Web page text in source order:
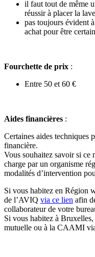
il faut tout de même
réussir à placer la
pas toujours évident
achat pour être
Fourchette de prix :
Entre 50 et 60 €
Aides financières :
Certaines aides techniques
financière.
Vous souhaitez savoir si ce
charge par un organisme
modalités d’intervention
Si vous habitez en Région
de l’AVIQ via ce lien afin
collaborateur de votre
Si vous habitez à
mutuelle ou à la CAAMI